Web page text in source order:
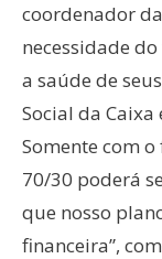
coordenador da
necessidade
a saúde de
Social da
Somente com
70/30 poderá
que nosso
financeira”,